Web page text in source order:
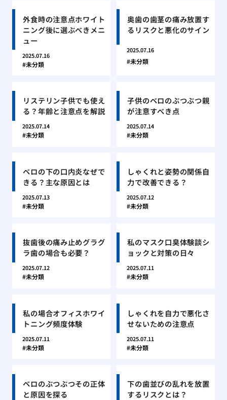
外食時の注意点ホワイト
ニング後に選ぶべきメニ
ュー
2025.07.16
未分類
奥歯の歯茎の痛み放置す
るリスクと悪化のサイン
2025.07.16
未分類
リステリン子供でも使え
る？年齢と注意点を解説
2025.07.14
未分類
子供のベロのぶつぶつ親
が注意すべき点
2025.07.14
未分類
ベロの下の口内炎なぜで
きる？主な原因とは
2025.07.13
未分類
しゃくれと姿勢の関係自
力で改善できる？
2025.07.12
未分類
抜歯後の痛み止めグラグ
ラ歯の場合も必要？
2025.07.12
未分類
私のマスク口臭体験談シ
ョックと対策の日々
2025.07.11
未分類
私の場合オフィスホワイ
トニング頻度体験
2025.07.11
未分類
しゃくれを自力で悪化さ
せないための注意点
2025.07.11
未分類
ベロのぶつぶつその正体
と原因を探る
下の歯並びの乱れを放置
するリスクとは？